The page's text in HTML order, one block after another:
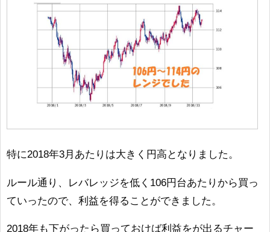
特に2018年3月あたりは大きく円高となりました。
ルール通り、レバレッジを低く106円台あたりから買っ
ていったので、利益を得ることができました。
2018年も下がったら買っておけば利益をが出るチャー